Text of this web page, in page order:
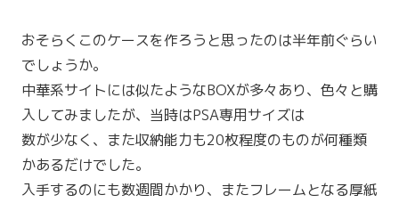
おそらくこのケースを作ろうと思ったのは半年前ぐらい
でしょうか。
中華系サイトには似たようなBOXが多々あり、色々と購
入してみましたが、当時はPSA専用サイズは
数が少なく、また収納能力も20枚程度のものが何種類
かあるだけでした。
入手するのにも数週間かかり、またフレームとなる厚紙